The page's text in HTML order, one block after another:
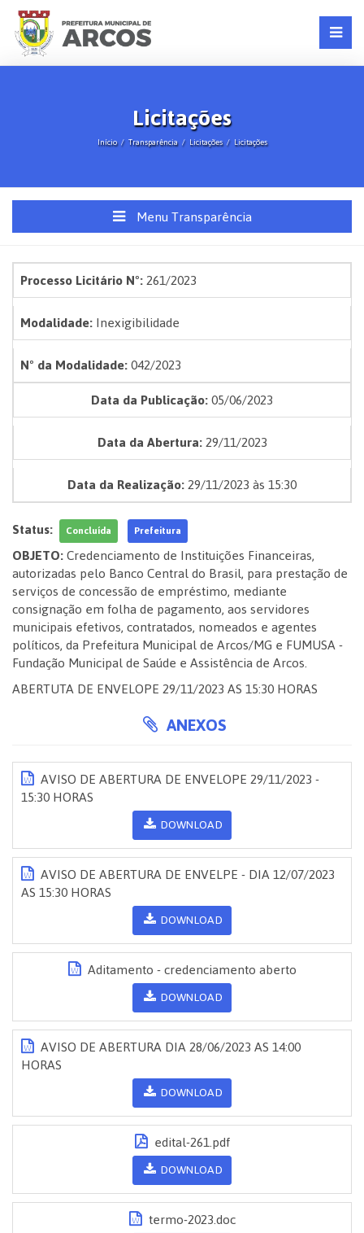
Licitações
Início Transparência Licitações Licitações
Menu Transparência
Processo Licitário Nº:261/2023
Modalidade:Inexigibilidade
Nº da Modalidade:042/2023
Data da Publicação:05/06/2023
Data da Abertura:29/11/2023
Data da Realização:29/11/2023 às 15:30
Status:
Concluída Prefeitura
OBJETO:Credenciamento de Instituições Financeiras,
autorizadas pelo Banco Central do Brasil, para prestação de
serviços de concessão de empréstimo, mediante
consignação em folha de pagamento, aos servidores
municipais efetivos, contratados, nomeados e agentes
políticos, da Prefeitura Municipal de Arcos/MG e FUMUSA -
Fundação Municipal de Saúde e Assistência de Arcos.
ABERTUTA DE ENVELOPE 29/11/2023 AS 15:30 HORAS
ANEXOS
AVISO DE ABERTURA DE ENVELOPE 29/11/2023 -
15:30 HORAS
DOWNLOAD
AVISO DE ABERTURA DE ENVELPE - DIA 12/07/2023
AS 15:30 HORAS
DOWNLOAD
Aditamento - credenciamento aberto
DOWNLOAD
AVISO DE ABERTURA DIA 28/06/2023 AS 14:00
HORAS
DOWNLOAD
edital-261.pdf
DOWNLOAD
termo-2023.doc